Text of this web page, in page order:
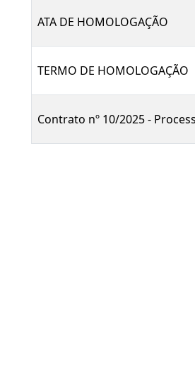
ATA DE HOMOLOGAÇÃO
TERMO DE HOMOLOGAÇÃO
Contrato nº 10/2025 -